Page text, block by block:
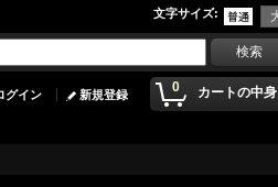
文字サイズ:
0 カートの中身
グイン 新規登録